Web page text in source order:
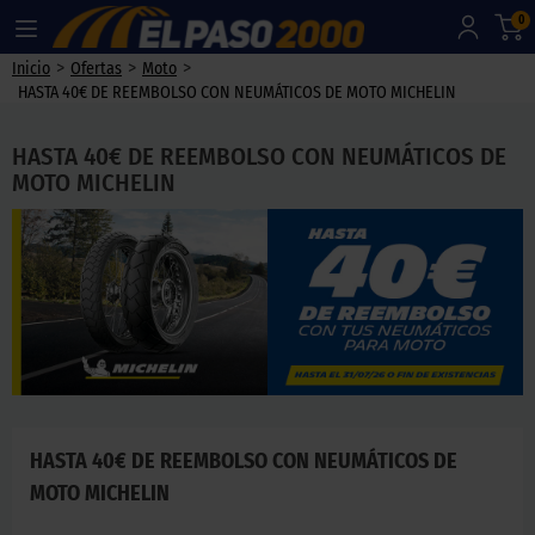
0
Inicio > Ofertas > Moto >
HASTA 40€ DE REEMBOLSO CON NEUMÁTICOS DE MOTO MICHELIN
HASTA 40€ DE REEMBOLSO CON NEUMÁTICOS DE
MOTO MICHELIN
HASTA 40€ DE REEMBOLSO CON NEUMÁTICOS DE
MOTO MICHELIN